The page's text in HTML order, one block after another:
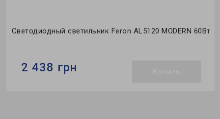
Светодиодный светильник Feron AL5120 MODERN 60Вт
2 438 грн